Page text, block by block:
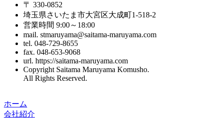
〒 330-0852
埼玉県さいたま市大宮区大成町1-518-2
営業時間 9:00～18:00
mail. stmaruyama@saitama-maruyama.com
tel. 048-729-8655
fax. 048-653-9068
url. https://saitama-maruyama.com
Copyright Saitama Maruyama Komusho.
All Rights Reserved.
ホーム
会社紹介